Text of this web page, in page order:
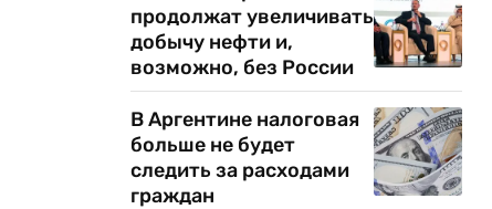
продолжат увеличивать
добычу нефти и,
возможно, без России
В Аргентине налоговая
больше не будет
следить за расходами
граждан